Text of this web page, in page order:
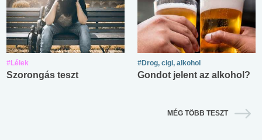
#Lélek
Szorongás teszt
#Drog, cigi, alkohol
Gondot jelent az alkohol?
MÉG TÖBB TESZT